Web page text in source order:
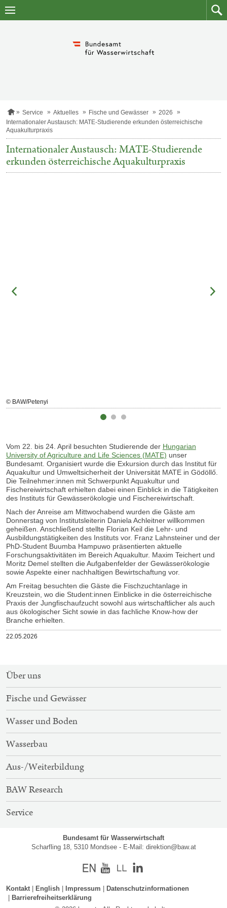
Zum
Zum
S
t
a
t
s
e
Service Aktuelles Fische und Gewässer
2026
Internationaler Austausch: MATE-Studierende erkunden österreichische
Aquakulturpraxis
Internationaler Austausch: MATE-Studierende
erkunden österreichische Aquakulturpraxis
© BAW/Petenyi
Vom 22. bis 24. April besuchten Studierende der Hungarian
University of Agriculture and Life Sciences (MATE) unser
Bundesamt. Organisiert wurde die Exkursion durch das Institut für
Aquakultur und Umweltsicherheit der Universität MATE in Gödöllő.
Die Teilnehmer:innen mit Schwerpunkt Aquakultur und
Fischereiwirtschaft erhielten dabei einen Einblick in die Tätigkeiten
des Instituts für Gewässerökologie und Fischereiwirtschaft.
Nach der Anreise am Mittwochabend wurden die Gäste am
Donnerstag von Institutsleiterin Daniela Achleitnerwillkommen
geheißen. Anschließend stellte Florian Keil die Lehr- und
Ausbildungstätigkeiten des Instituts vor. Franz Lahnsteiner und der
PhD-Student Buumba Hampuwo präsentierten aktuelle
Forschungsaktivitäten im Bereich Aquakultur. Maxim Teichert und
Moritz Demel stellten die Aufgabenfelder der Gewässerökologie
sowie Aspekte einer nachhaltigen Bewirtschaftung vor.
Am Freitag besuchten die Gäste die Fischzuchtanlage in
Kreuzstein, wo die Student:innen Einblicke in die österreichische
Praxis der Jungfischaufzucht sowohl aus wirtschaftlicher als auch
aus ökologischer Sicht sowie in das fachliche Know-how der
Branche erhielten.
Veröffentlicht
22.05.2026
SITEMAP-
NAVIGATION
Über uns
Fische und Gewässer
Wasser und Boden
Wasserbau
Aus-/Weiterbildung
BAW Research
Service
Bundesamt für Wasserwirtschaft
Scharfling 18, 5310 Mondsee - E-Mail: direktion@baw.at
EnglischYoutube
Kontakt English Impressum
Datenschutzinformationen
Barrierefreiheitserklärung